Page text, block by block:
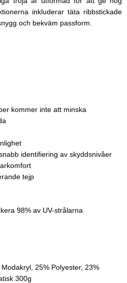
inkluderar täta ribbstickade
och bekväm passform.
kommer inte att minska
identifiering av skyddsnivåer
tejp
98% av UV-strålarna
25% Polyester, 23%
300g